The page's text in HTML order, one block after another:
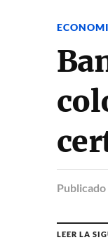
Publicado
LEER LA